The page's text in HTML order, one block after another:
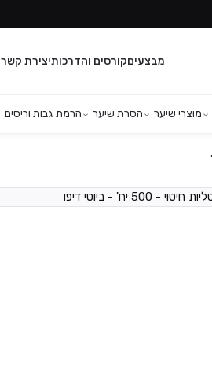
מבצעיםקורסים והדרכותיצירת קשר
מוצרי שיער הסרת שיער הרמת גבות וריסים